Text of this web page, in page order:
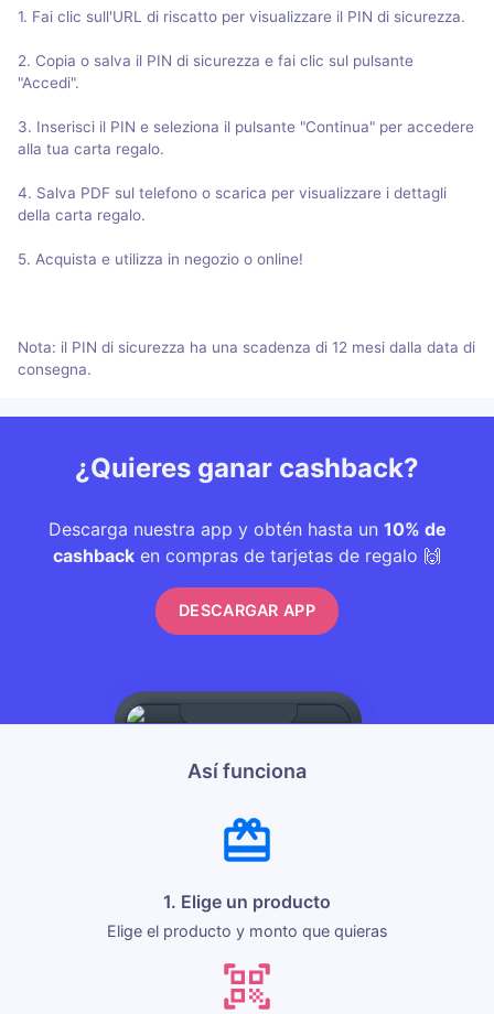
1. Fai clic sull'URL di riscatto per visualizzare il PIN di sicurezza.
2. Copia o salva il PIN di sicurezza e fai clic sul pulsante
"Accedi".
3. Inserisci il PIN e seleziona il pulsante "Continua" per accedere
alla tua carta regalo.
4. Salva PDF sul telefono o scarica per visualizzare i dettagli
della carta regalo.
5. Acquista e utilizza in negozio o online!
Nota: il PIN di sicurezza ha una scadenza di 12 mesi dalla data di
consegna.
¿Quieres ganar cashback?
Descarga nuestra app y obtén hasta un 10% de
cashback en compras de tarjetas de regalo 🙌
DESCARGAR APP
Así funciona
1. Elige un producto
Elige el producto y monto que quieras